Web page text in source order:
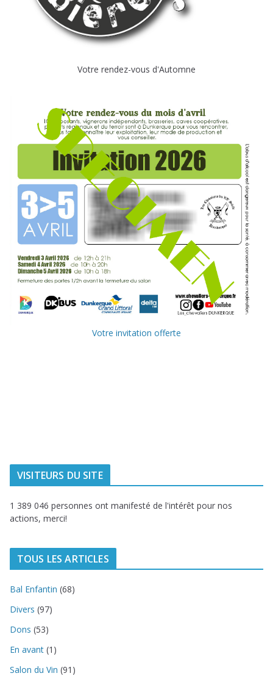
Votre rendez-vous d'Automne
Votre invitation offerte
VISITEURS DU SITE
1 389 046 personnes ont manifesté de l'intérêt pour nos
actions, merci!
TOUS LES ARTICLES
Bal Enfantin (68)
Divers (97)
Dons (53)
En avant (1)
Salon du Vin (91)